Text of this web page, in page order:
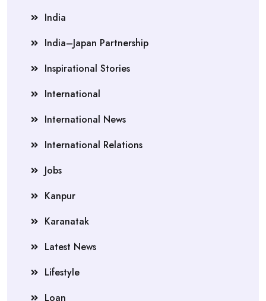
India
India–Japan Partnership
Inspirational Stories
International
International News
International Relations
Jobs
Kanpur
Karanatak
Latest News
Lifestyle
Loan